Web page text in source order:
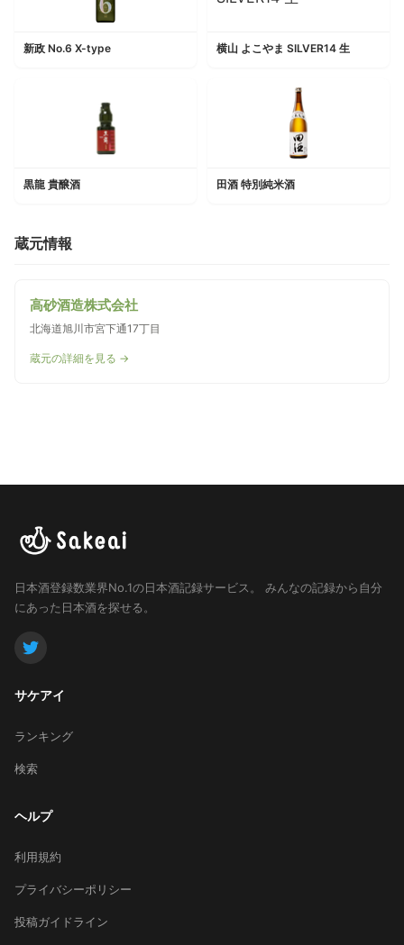
新政 No.6 X-type 横山 よこやま SILVER14 生
黒龍 貴醸酒 田酒 特別純米酒
蔵元情報
高砂酒造株式会社
北海道旭川市宮下通17丁目
蔵元の詳細を見る →
日本酒登録数業界No.1の日本酒記録サービス。
みんなの記録から自分
にあった日本酒を探せる。
サケアイ
ランキング
検索
ヘルプ
利用規約
プライバシーポリシー
投稿ガイドライン